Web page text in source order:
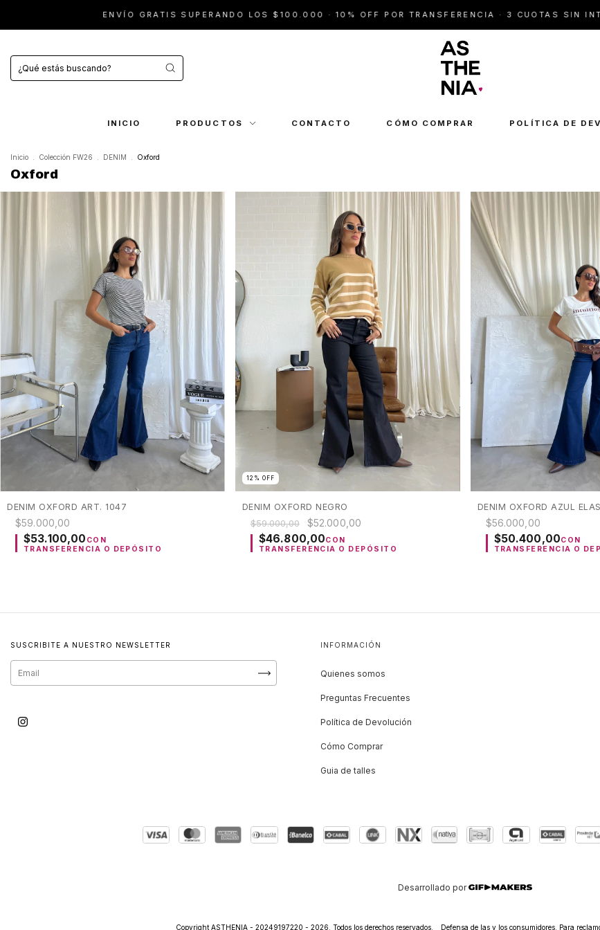
ENVÍO GRATIS SUPERANDO LOS $100.000 · 10% OFF POR TRANSFERENCIA · 3 CUOTAS SIN INTERÉS
INICIO PRODUCTOS CONTACTO CÓMO COMPRAR POLÍTICA DE
Inicio Colección FW26 DENIM Oxford
Oxford
DENIM OXFORD ART. 1047
$59.000,00
$53.100,00 CON
TRANSFERENCIA O DEPÓSITO
12 % OFF
DENIM OXFORD NEGRO
$59.000,00 $52.000,00
$46.800,00CON
TRANSFERENCIA O DEPÓSITO
DENIM OXFORD AZUL
$56.000,00
$50.400,00CON
TRANSFERENCIA O
SUSCRIBITE A NUESTRO NEWSLETTER INFORMACIÓN
Quienes somos
Preguntas Frecuentes
Política de Devolución
Cómo Comprar
Guia de talles
Desarrollado por
Copyright ASTHENIA - 20249197220 - 2026. Todos los derechos reservados. Defensa de las y los consumidores. Para